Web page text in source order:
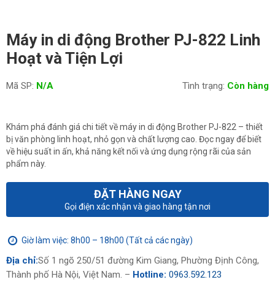
Máy in di động Brother PJ-822 Linh
Hoạt và Tiện Lợi
Mã SP: N/A Tình trạng: Còn hàng
Khám phá đánh giá chi tiết về máy in di động Brother PJ-822 – thiết
bị văn phòng linh hoạt, nhỏ gọn và chất lượng cao. Đọc ngay để biết
về hiệu suất in ấn, khả năng kết nối và ứng dụng rộng rãi của sản
phẩm này.
ĐẶT HÀNG NGAY
Gọi điện xác nhận và giao hàng tận nơi
Giờ làm việc: 8h00 – 18h00 (Tất cả các ngày)
Địa chỉ:Số 1 ngõ 250/51 đường Kim Giang, Phường Định Công,
Thành phố Hà Nội, Việt Nam. – Hotline: 0963.592.123